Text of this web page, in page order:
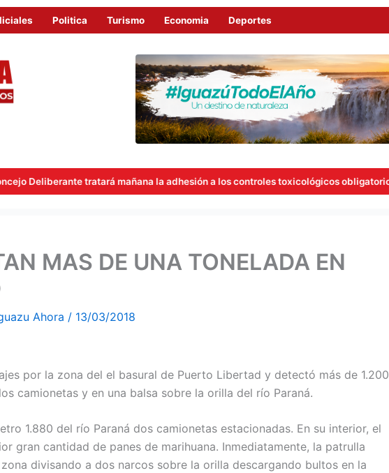
Politica Turismo Economia Deportes
mañana la adhesión a los controles toxicológicos obligatorios para concejales
MAS DE UNA TONELADA EN
Ahora / 13/03/2018
por la zona del el basural de Puerto Libertad y detectó más de 1.200
camionetas y en una balsa sobre la orilla del río Paraná.
1.880 del río Paraná dos camionetas estacionadas. En su interior, el
gran cantidad de panes de marihuana. Inmediatamente, la patrulla
divisando a dos narcos sobre la orilla descargando bultos en la